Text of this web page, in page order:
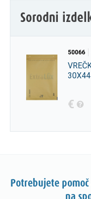
Sorodni
50066
€
Potrebujete
na